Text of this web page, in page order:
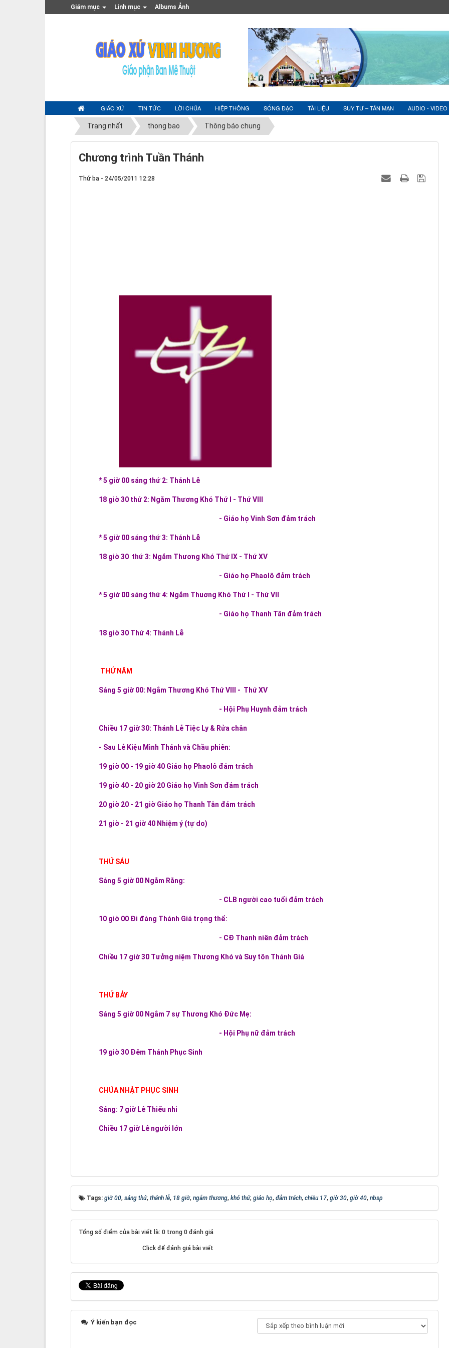
Giám mục Linh mục Albums Ảnh
GIÁO XỨ TIN TỨC LỜI CHÚA HIỆP THÔNG SỐNG ĐẠO TÀI LIỆU SUY TƯ – TẢN MẠN AUDIO - VIDEO
Trang nhất thong bao Thông báo chung
Chương trình Tuần Thánh
Thứ ba - 24/05/2011 12:28
* 5 giờ 00 sáng thứ 2: Thánh Lễ
18 giờ 30 thứ 2: Ngắm Thương Khó Thứ I - Thứ VIII
- Giáo họ Vinh Sơn đảm trách
* 5 giờ 00 sáng thứ 3: Thánh Lễ
18 giờ 30 thứ 3: Ngắm Thương Khó Thứ IX - Thứ XV
- Giáo họ Phaolô đảm trách
* 5 giờ 00 sáng thứ 4: Ngắm Thuơng Khó Thứ I - Thứ VII
- Giáo họ Thanh Tân đảm trách
18 giờ 30 Thứ 4: Thánh Lễ
THỨ NĂM
Sáng 5 giờ 00: Ngắm Thương Khó Thứ VIII - Thứ XV
- Hội Phụ Huynh đảm trách
Chiều 17 giờ 30: Thánh Lễ Tiệc Ly & Rửa chân
- Sau Lễ Kiệu Mình Thánh và Chầu phiên:
19 giờ 00 - 19 giờ 40 Giáo họ Phaolô đảm trách
19 giờ 40 - 20 giờ 20 Giáo họ Vinh Sơn đảm trách
20 giờ 20 - 21 giờ Giáo họ Thanh Tân đảm trách
21 giờ - 21 giờ 40 Nhiệm ý (tự do)
THỨ SÁU
Sáng 5 giờ 00 Ngắm Rằng:
- CLB người cao tuổi đảm trách
10 giờ 00 Đi đàng Thánh Giá trọng thể:
- CĐ Thanh niên đảm trách
Chiều 17 giờ 30 Tưởng niệm Thương Khó và Suy tôn Thánh Giá
THỨ BẢY
Sáng 5 giờ 00 Ngắm 7 sự Thương Khó Đức Mẹ:
- Hội Phụ nữ đảm trách
19 giờ 30 Đêm Thánh Phục Sinh
CHÚA NHẬT PHỤC SINH
Sáng: 7 giờ Lễ Thiếu nhi
Chiều 17 giờ Lễ người lớn
Tags: giờ 00, sáng thứ, thánh lễ, 18 giờ, ngắm thương, khó thứ, giáo họ, đảm trách, chiều 17, giờ 30, giờ 40, nbsp
Tổng số điểm của bài viết là: 0 trong 0 đánh giá
Click để đánh giá bài viết
Ý kiến bạn đọc